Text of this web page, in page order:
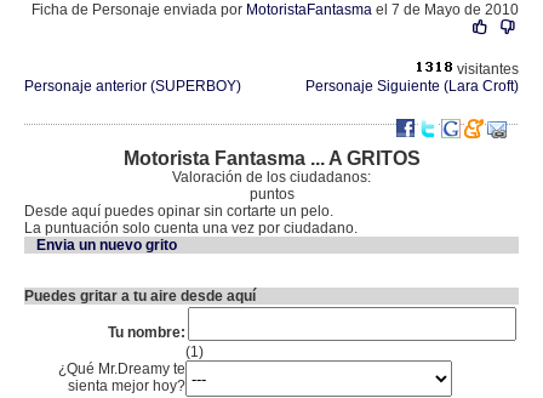
Ficha de Personaje enviada por MotoristaFantasma el 7 de Mayo de 2010
visitantes
Personaje anterior (SUPERBOY)
Personaje Siguiente (Lara Croft)
Motorista Fantasma ... A GRITOS
Valoración de los ciudadanos:
puntos
Desde aquí puedes opinar sin cortarte un pelo.
La puntuación solo cuenta una vez por ciudadano.
Envia un nuevo grito
Puedes gritar a tu aire desde aquí
Tu nombre:
(1)
¿Qué Mr.Dreamy te
sienta mejor hoy?